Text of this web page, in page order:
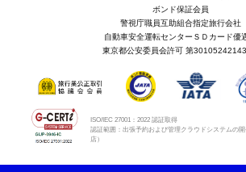
ボンド保証会員
警視庁職員互助組合指定旅行会社
自動車安全運転センターＳＤカード優
東京都公安委員会許可 第
ISO/IEC 27001：2022 認証取得
認証範囲：出張予約および管理クラウドシステムの
店）